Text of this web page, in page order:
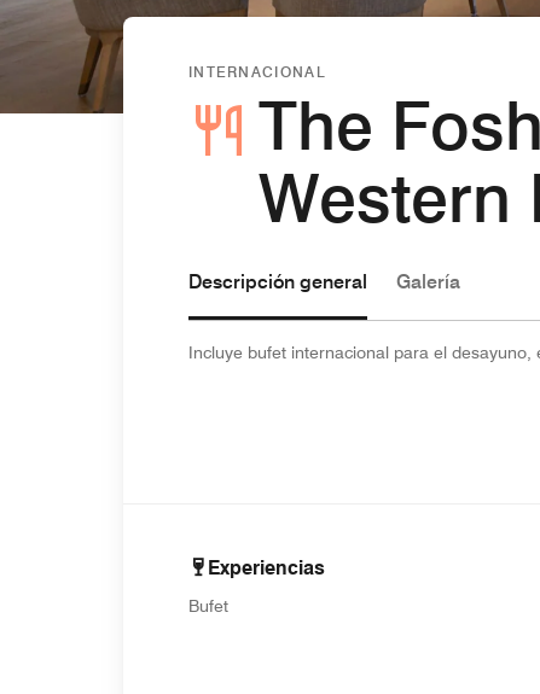
INTERNACIONAL
The
Western
Descripción general Galería
Incluye bufet internacional para el
Experiencias
Bufet